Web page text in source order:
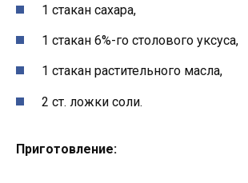
1 стакан сахара,
1 стакан 6%-го столового уксуса,
1 стакан растительного масла,
2 ст. ложки соли.
Приготовление: